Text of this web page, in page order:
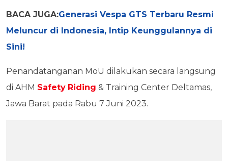
BACA JUGA:Generasi Vespa GTS Terbaru Resmi
Meluncur di Indonesia, Intip Keunggulannya di
Sini!
Penandatanganan MoU dilakukan secara langsung
di AHM Safety Riding & Training Center Deltamas,
Jawa Barat pada Rabu 7 Juni 2023.